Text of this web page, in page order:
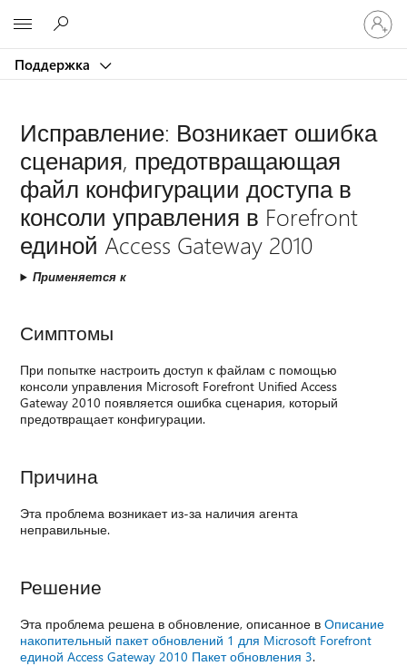
Поддержка
Исправление: Возникает ошибка
сценария, предотвращающая
файл конфигурации доступа в
консоли управления в Forefront
единой Access Gateway 2010
Применяется к
Симптомы
При попытке настроить доступ к файлам с помощью
консоли управления Microsoft Forefront Unified Access
Gateway 2010 появляется ошибка сценария, который
предотвращает конфигурации.
Причина
Эта проблема возникает из-за наличия агента
неправильные.
Решение
Эта проблема решена в обновление, описанное вОписание
накопительный пакет обновлений 1 для Microsoft Forefront
единой Access Gateway 2010 Пакет обновления 3.